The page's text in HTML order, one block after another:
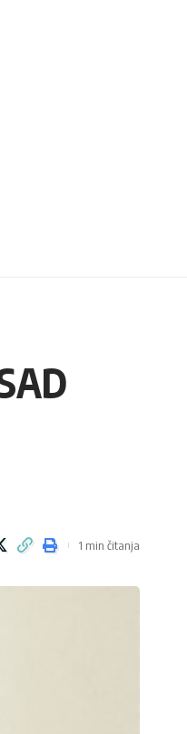
1 min čitanja